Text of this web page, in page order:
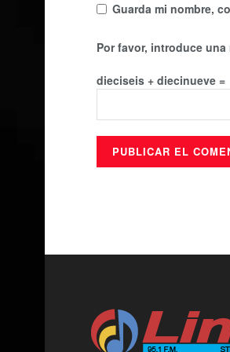
Guarda mi nombre,
Por favor, introduce
dieciseis + diecinueve =